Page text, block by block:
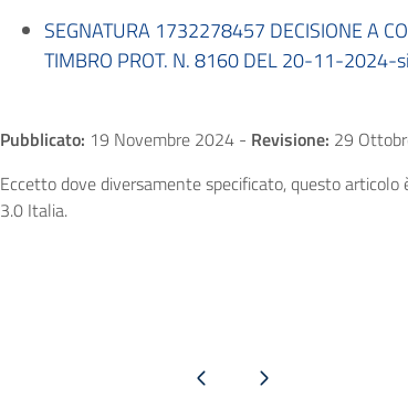
SEGNATURA 1732278457 DECISIONE A
TIMBRO PROT. N. 8160 DEL 20-11-2024-
Pubblicato: 19 Novembre 2024 - Revisione: 29
Eccetto dove diversamente specificato, questo
3.0 Italia.
Pagina precedentePagina successiva